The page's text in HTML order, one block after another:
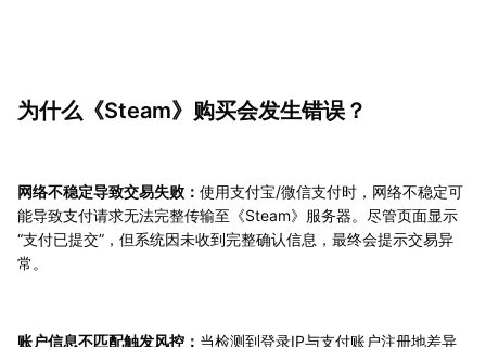
为什么《Steam》购买会发生错误？
网络不稳定导致交易失败： 使用支付宝/微信支付时，网络不稳定可
能导致支付请求无法完整传输至《Steam》服务器。尽管页面显示
“支付已提交”，但系统因未收到完整确认信息，最终会提示交易异
常。
账户信息不匹配触发风控： 当检测到登录IP与支付账户注册地差异